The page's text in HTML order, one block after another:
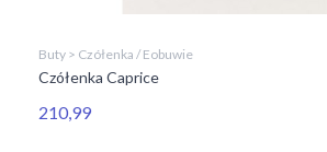
Buty > Czółenka / Eobuwie
Czółenka Caprice
210,99